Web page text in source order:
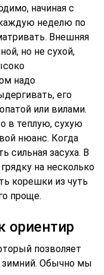
начиная с
неделю по
Внешняя
но не сухой,
надо
его
или вилами.
в теплую, сухую
нюанс. Когда
сильная засуха. В
на несколько
корешки из чуть
проще.
ориентир
позволяет
зимний. Обычно мы